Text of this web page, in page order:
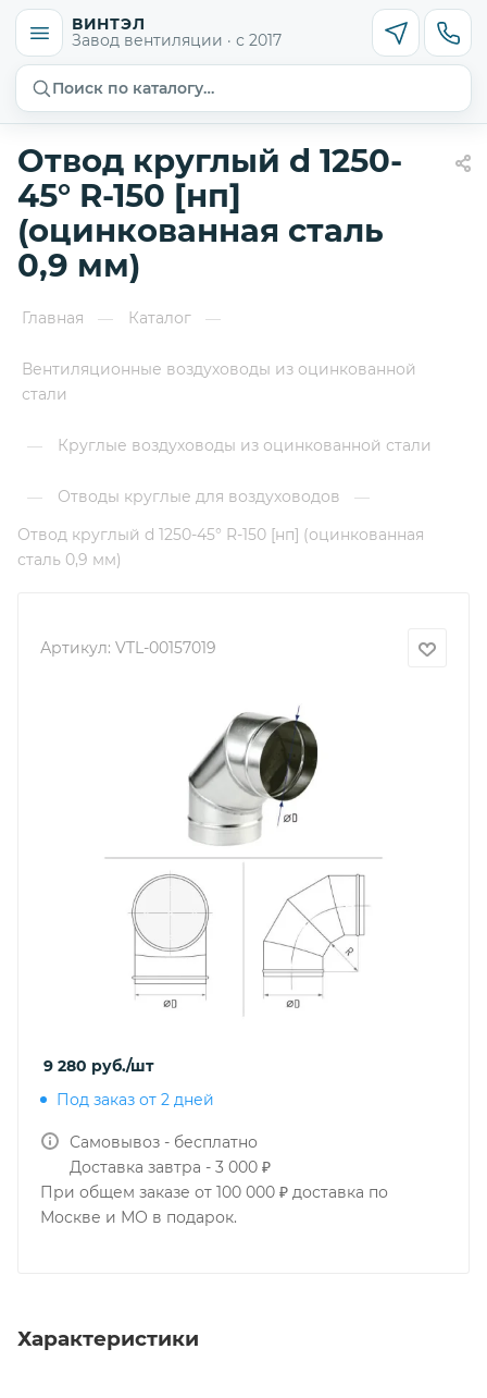
ВИНТЭЛ
Завод вентиляции · с 2017
Поиск по каталогу…
Отвод круглый d 1250-
45° R-150 [нп]
(оцинкованная сталь
0,9 мм)
Главная — Каталог —
Вентиляционные воздуховоды из оцинкованной
стали
— Круглые воздуховоды из оцинкованной стали
— Отводы круглые для воздуховодов
—
Отвод круглый d 1250-45° R-150 [нп] (оцинкованная
сталь 0,9 мм)
Артикул: VTL-00157019
9 280 руб./шт
Под заказ от 2 дней
Самовывоз - бесплатно
Доставка завтра - 3 000 ₽
При общем заказе от 100 000 ₽ доставка по
Москве и МО в подарок.
Характеристики